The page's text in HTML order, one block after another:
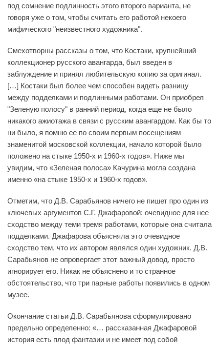
под сомнение подлинность этого второго варианта, не
говоря уже о том, чтобы считать его работой некоего
мифического "неизвестного художника".
Смехотворны рассказы о том, что Костаки, крупнейший
коллекционер русского авангарда, был введен в
заблуждение и принял любительскую копию за оригинал.
[…] Костаки был более чем способен видеть разницу
между подделками и подлинными работами. Он приобрел
"Зеленую полосу" в ранний период, когда еще не было
никакого ажиотажа в связи с русским авангардом. Как бы то
ни было, я помню ее по своим первым посещениям
знаменитой московской коллекции, начало которой было
положено на стыке 1950-х и 1960-х годов». Ниже мы
увидим, что «Зеленая полоса» Качурина могла создана
именно «на стыке 1950-х и 1960-х годов».
Отметим, что Д.В. Сарабьянов ничего не пишет про один из
ключевых аргументов С.Г. Джафаровой: очевидное для нее
сходство между теми тремя работами, которые она считала
подделками. Джафарова объясняла это очевидное
сходство тем, что их автором являлся один художник. Д.В.
Сарабьянов не опровергает этот важный довод, просто
игнорирует его. Никак не объяснено и то странное
обстоятельство, что три парные работы появились в одном
музее.
Окончание статьи Д.В. Сарабьянова сформулировано
предельно определенно: «… рассказанная Джафаровой
история есть плод фантазии и не имеет под собой